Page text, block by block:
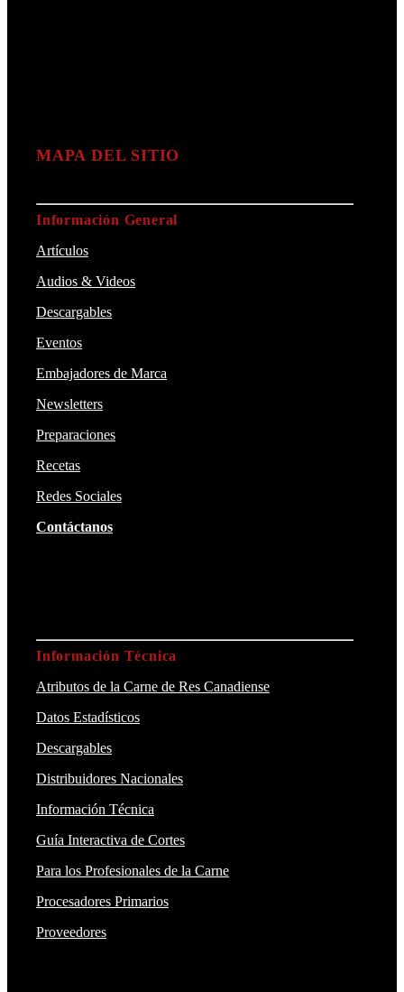
MAPA DEL SITIO
Información General
Artículos
Audios & Videos
Descargables
Eventos
Embajadores de Marca
Newsletters
Preparaciones
Recetas
Redes Sociales
Contáctanos
Información Técnica
Atributos de la Carne de Res Canadiense
Datos Estadísticos
Descargables
Distribuidores Nacionales
Información Técnica
Guía Interactiva de Cortes
Para los Profesionales de la Carne
Procesadores Primarios
Proveedores